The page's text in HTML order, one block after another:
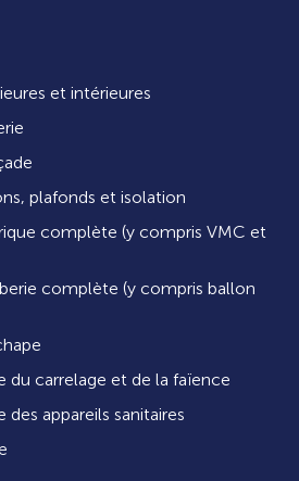
et intérieures
plafonds et isolation
complète (y compris VMC et
complète (y compris ballon
du carrelage et de la faïence
des appareils sanitaires